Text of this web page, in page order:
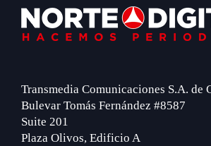
Footer
Transmedia Comunicaciones S.A. de
Bulevar Tomás Fernández #8587
Suite 201
Plaza Olivos, Edificio A